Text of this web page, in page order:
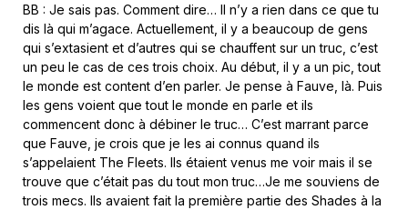
BB : Je sais pas. Comment dire… Il n’y a rien dans ce que tu
dis là qui m’agace. Actuellement, il y a beaucoup de gens
qui s’extasient et d’autres qui se chauffent sur un truc, c’est
un peu le cas de ces trois choix. Au début, il y a un pic, tout
le monde est content d’en parler. Je pense à Fauve, là. Puis
les gens voient que tout le monde en parle et ils
commencent donc à débiner le truc… C’est marrant parce
que Fauve, je crois que je les ai connus quand ils
s’appelaient The Fleets. Ils étaient venus me voir mais il se
trouve que c’était pas du tout mon truc…Je me souviens de
trois mecs. Ils avaient fait la première partie des Shades à la